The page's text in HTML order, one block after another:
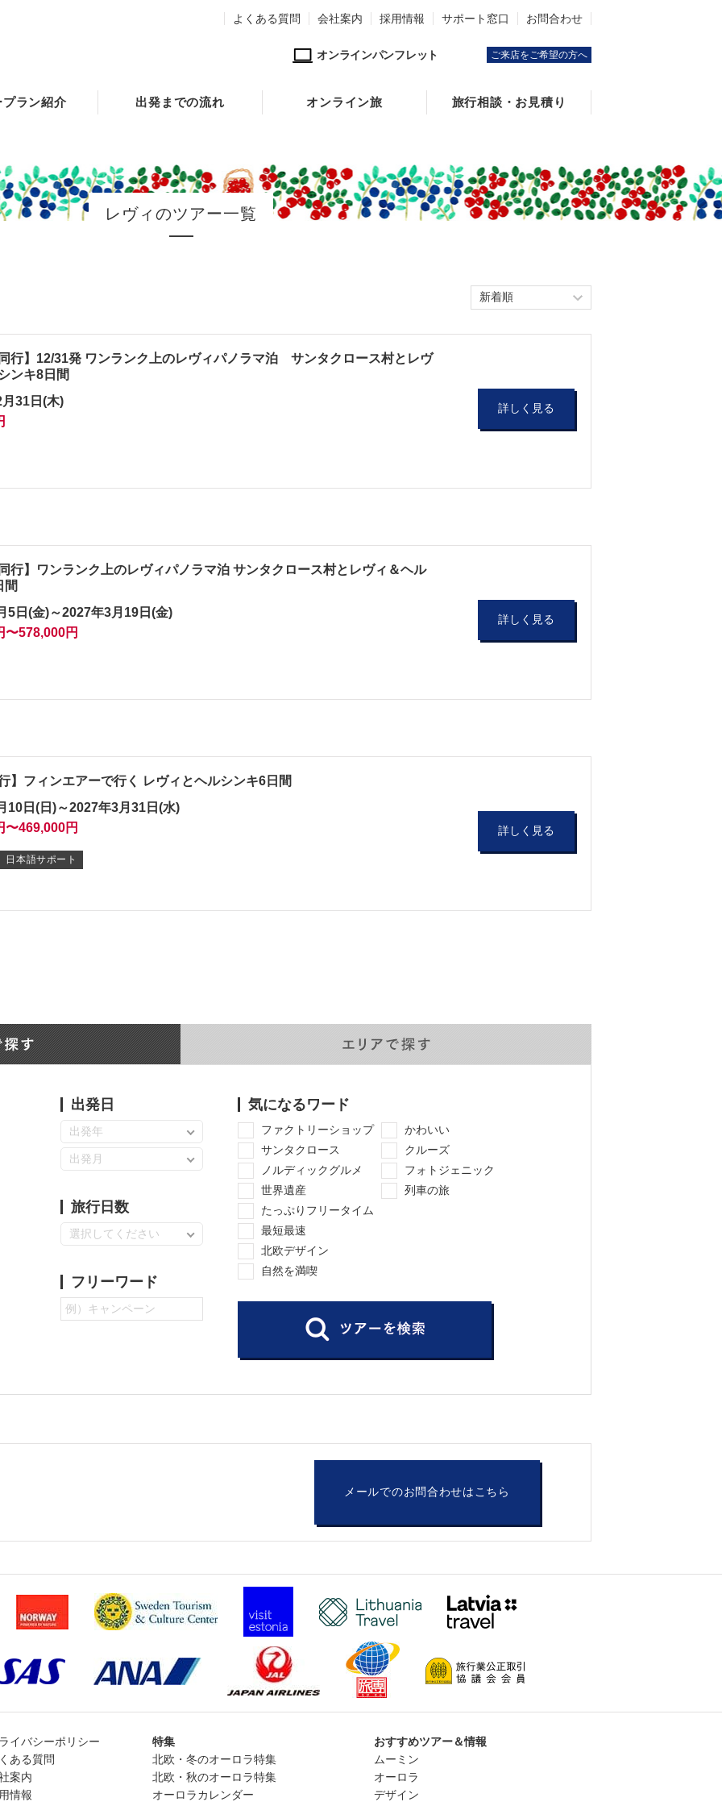
よくある質問 会社案内 採用情報 サポート窓口 お問合わせ
オンラインパンフレット ご来店をご希望の方へ
プラン紹介 出発までの流れ オンライン旅 旅行相談・お見積り
レヴィのツアー一覧
行】12/31発 ワンランク上のレヴィパノラマ泊 サンタクロース村とレヴ
ンキ8日間
31日(木)
詳しく見る
行】ワンランク上のレヴィパノラマ泊 サンタクロース村とレヴィ＆ヘル
間
5日(金)～2027年3月19日(金)
〜578,000円
詳しく見る
】フィンエアーで行く レヴィとヘルシンキ6日間
10日(日)～2027年3月31日(水)
〜469,000円
日本語サポート
詳しく見る
出発日
出発年
出発月
旅行日数
選択してください
フリーワード
気になるワード
ファクトリーショップ
かわいい
サンタクロース
クルーズ
ノルディックグルメ
フォトジェニック
世界遺産
列車の旅
たっぷりフリータイム
最短最速
北欧デザイン
自然を満喫
メールでのお問合わせはこちら
イバシーポリシー
ある質問
案内
情報
特集
北欧・冬のオーロラ特集
北欧・秋のオーロラ特集
オーロラカレンダー
おすすめツアー＆情報
ムーミン
オーロラ
デザイン